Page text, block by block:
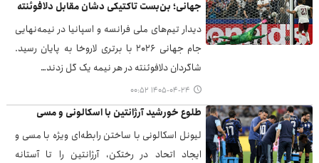
جهانی؛ بن‌بست تاکتیکی دشان مقابل دلافوئنته
دیدار تیم‌های ملی فرانسه و اسپانیا در نیمه‌نهایی
جام جهانی ۲۰۲۶ با برتری لاروخا به پایان رسید.
شاگردان دلافوئنته در هر نیمه یک گل زدند…
۱۴۰۵-۰۴-۲۴ ۰۰:۵۲
طلوع خورشید آرژانتین با اسکالونی و مسی
لیونل اسکالونی با ساختن رابطه‌ای ویژه با مسی و
ایجاد اتحاد در رختکن، آرژانتین را تا آستانه